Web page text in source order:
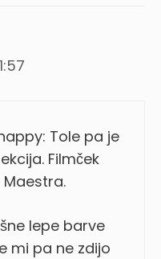
Tole pa je
Filmček
Maestra.
lepe barve
mi pa ne zdijo